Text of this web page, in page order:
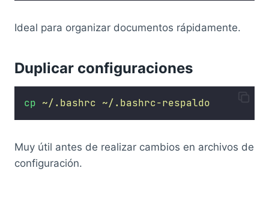
Ideal para organizar documentos rápidamente.
Duplicar configuraciones
cp ~/.bashrc ~/.bashrc-respaldo
Muy útil antes de realizar cambios en archivos de
configuración.